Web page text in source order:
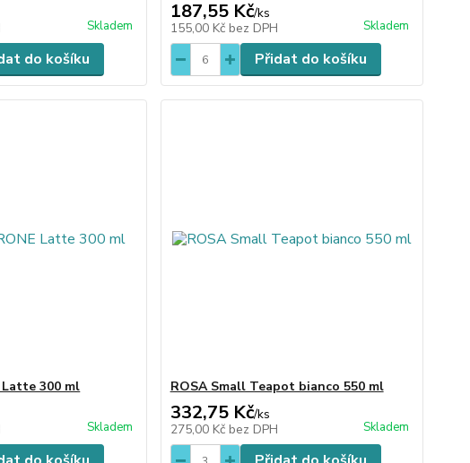
Skladem
do košíku
187,55 Kč/ks
155,00 Kč bez DPH Skladem
Přidat do košíku
Latte 300 ml
Skladem
ROSA Small Teapot bianco 550 ml
332,75 Kč/ks
275,00 Kč bez DPH Skladem